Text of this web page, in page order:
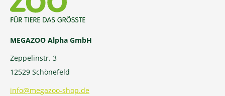
MEGAZOO Alpha GmbH
Zeppelinstr. 3
12529 Schönefeld
info@megazoo-shop.de